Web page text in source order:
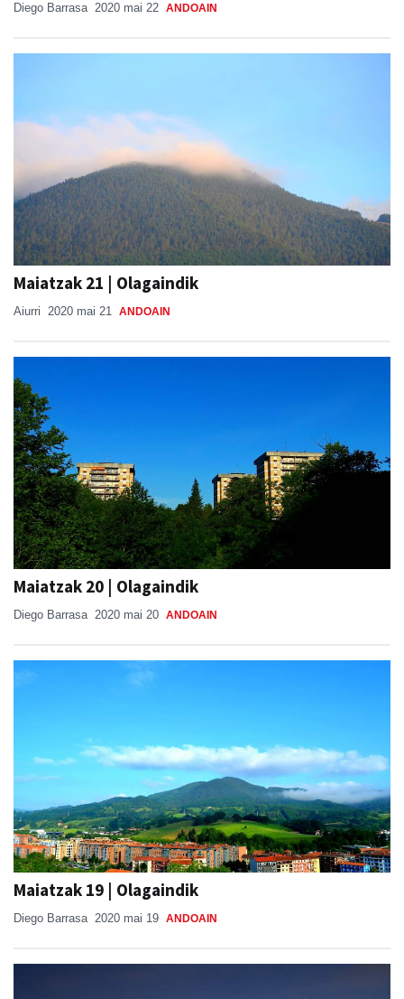
Diego Barrasa 2020 mai 22 ANDOAIN
Maiatzak 21 | Olagaindik
Aiurri 2020 mai 21 ANDOAIN
Maiatzak 20 | Olagaindik
Diego Barrasa 2020 mai 20 ANDOAIN
Maiatzak 19 | Olagaindik
Diego Barrasa 2020 mai 19 ANDOAIN